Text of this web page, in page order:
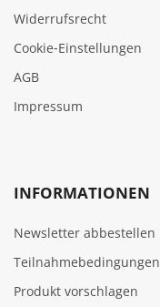
Widerrufsrecht
Cookie‑Einstellungen
AGB
Impressum
INFORMATIONEN
Newsletter abbestellen
Teilnahmebedingungen
Produkt vorschlagen